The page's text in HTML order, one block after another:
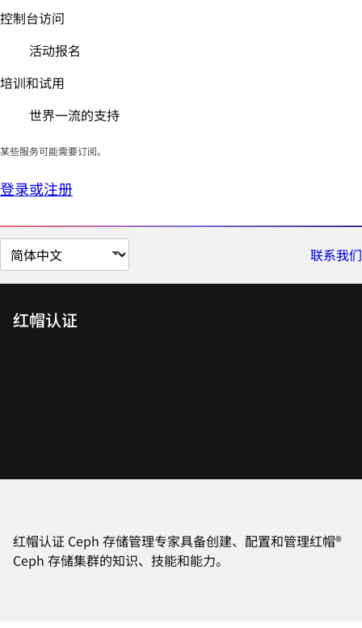
控制台访问
活动报名
培训和试用
世界一流的支持
某些服务可能需要订阅。
登录或注册
切
换
面
联系我们
红帽认证
红帽认证 Ceph 存储管理专家具备创建、配置和管理红帽®
Ceph 存储集群的知识、技能和能力。